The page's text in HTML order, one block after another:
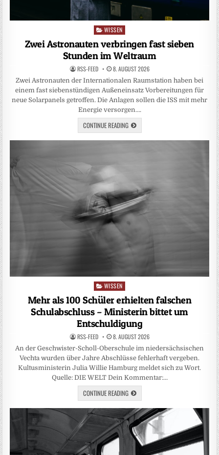
Posted
WISSEN
Zwei Astronauten verbringen fast sieben
Stunden im Weltraum
RSS-FEED 8. AUGUST 2026
Zwei Astronauten der Internationalen Raumstation haben bei
einem fast siebenstündigen Außeneinsatz Vorbereitungen für
neue Solarpanels getroffen. Die Anlagen sollen die ISS mit mehr
Energie versorgen….
CONTINUE READING
Posted
in
WISSEN
Mehr als 100 Schüler erhielten falschen
Schulabschluss – Ministerin bittet um
Entschuldigung
RSS-FEED 8. AUGUST 2026
An der Geschwister-Scholl-Oberschule im niedersächsischen
Vechta wurden über Jahre Abschlüsse fehlerhaft vergeben.
Kultusministerin Julia Willie Hamburg meldet sich zu Wort.
Quelle: DIE WELT Dein Kommentar:…
CONTINUE READING